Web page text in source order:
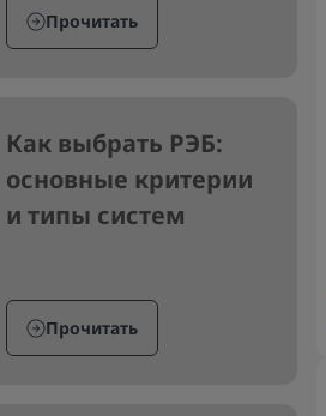
Прочитать
Как выбрать РЭБ:
основные критерии
и типы систем
Прочитать